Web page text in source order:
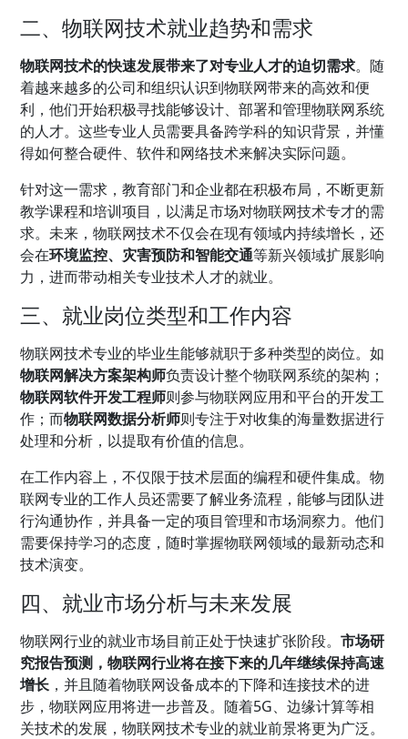
二、物联网技术就业趋势和需求
物联网技术的快速发展带来了对专业人才的迫切需求。随
着越来越多的公司和组织认识到物联网带来的高效和便
利，他们开始积极寻找能够设计、部署和管理物联网系统
的人才。这些专业人员需要具备跨学科的知识背景，并懂
得如何整合硬件、软件和网络技术来解决实际问题。
针对这一需求，教育部门和企业都在积极布局，不断更新
教学课程和培训项目，以满足市场对物联网技术专才的需
求。未来，物联网技术不仅会在现有领域内持续增长，还
会在环境监控、灾害预防和智能交通等新兴领域扩展影响
力，进而带动相关专业技术人才的就业。
三、就业岗位类型和工作内容
物联网技术专业的毕业生能够就职于多种类型的岗位。如
物联网解决方案架构师负责设计整个物联网系统的架构；
物联网软件开发工程师则参与物联网应用和平台的开发工
作；而物联网数据分析师则专注于对收集的海量数据进行
处理和分析，以提取有价值的信息。
在工作内容上，不仅限于技术层面的编程和硬件集成。物
联网专业的工作人员还需要了解业务流程，能够与团队进
行沟通协作，并具备一定的项目管理和市场洞察力。他们
需要保持学习的态度，随时掌握物联网领域的最新动态和
技术演变。
四、就业市场分析与未来发展
物联网行业的就业市场目前正处于快速扩张阶段。市场研
究报告预测，物联网行业将在接下来的几年继续保持高速
增长 ，并且随着物联网设备成本的下降和连接技术的进
步，物联网应用将进一步普及。随着5G、边缘计算等相
关技术的发展，物联网技术专业的就业前景将更为广泛。